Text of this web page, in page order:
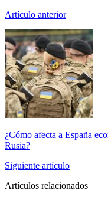
Artículo anterior
¿Cómo afecta a España
Rusia?
Siguiente artículo
Artículos relacionados